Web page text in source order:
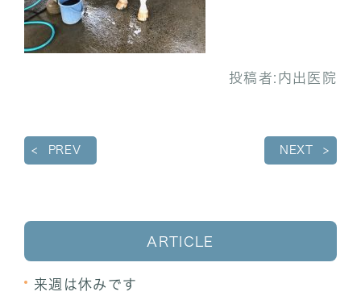
投稿者: 内出医院
PREV NEXT
ARTICLE
来週は休みです